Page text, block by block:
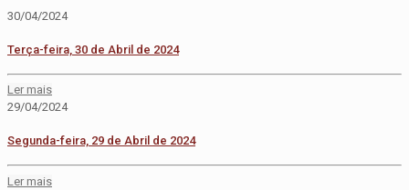
30/04/2024
Terça-feira, 30 de Abril de 2024
Ler mais
29/04/2024
Segunda-feira, 29 de Abril de 2024
Ler mais